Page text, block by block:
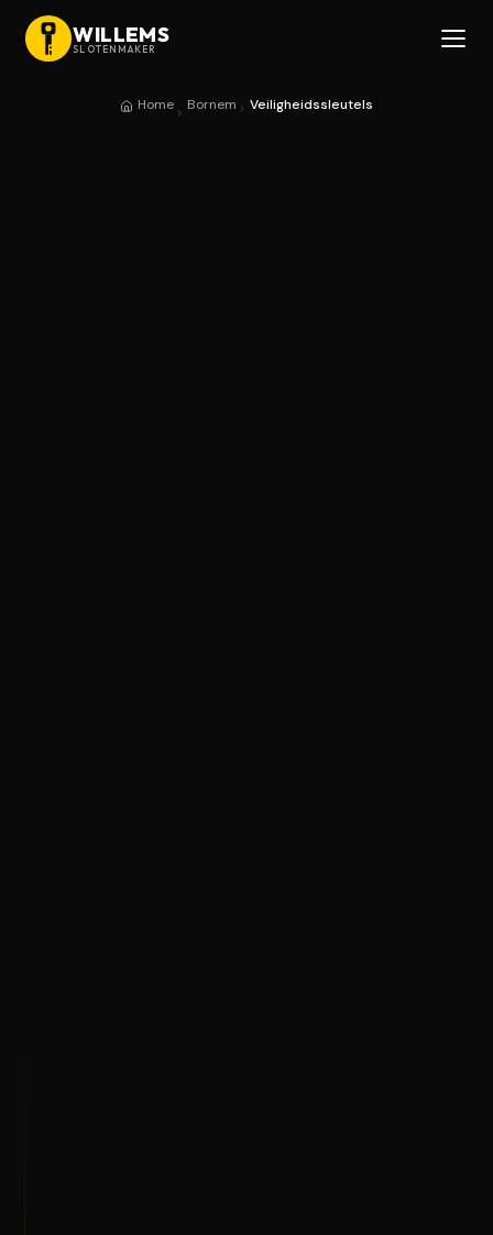
WILLEMS
SLOTENMAKER
Home Bornem Veiligheidssleutels